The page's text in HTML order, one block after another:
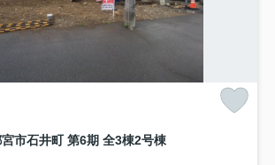
宮市石井町 第6期 全3棟2号棟